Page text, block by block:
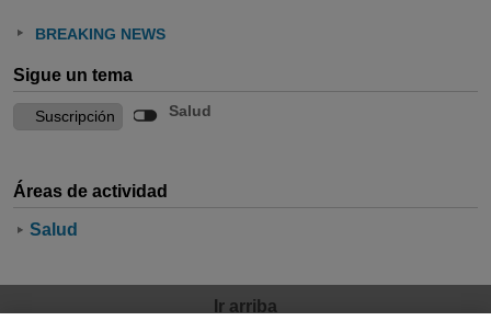
BREAKING NEWS
Sigue un tema
Salud
Áreas de actividad
Salud
Ir arriba